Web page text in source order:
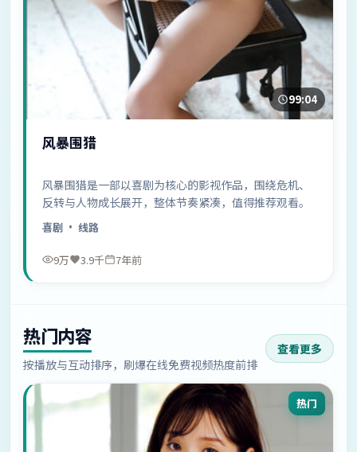
99:04
风暴围猎
风暴围猎是一部以喜剧为核心的影视作品，围绕危机、
反转与人物成长展开，整体节奏紧凑，值得推荐观看。
喜剧 · 线路
9万 3.9千 7年前
热门内容
按播放与互动排序，刷爆在线免费视频热度前排
查看更多
热门